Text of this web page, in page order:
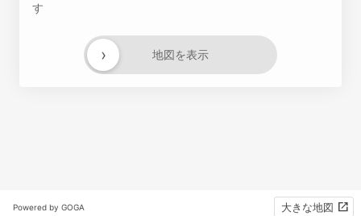
す
地図を表示
›
Powered by GOGA 大きな地図